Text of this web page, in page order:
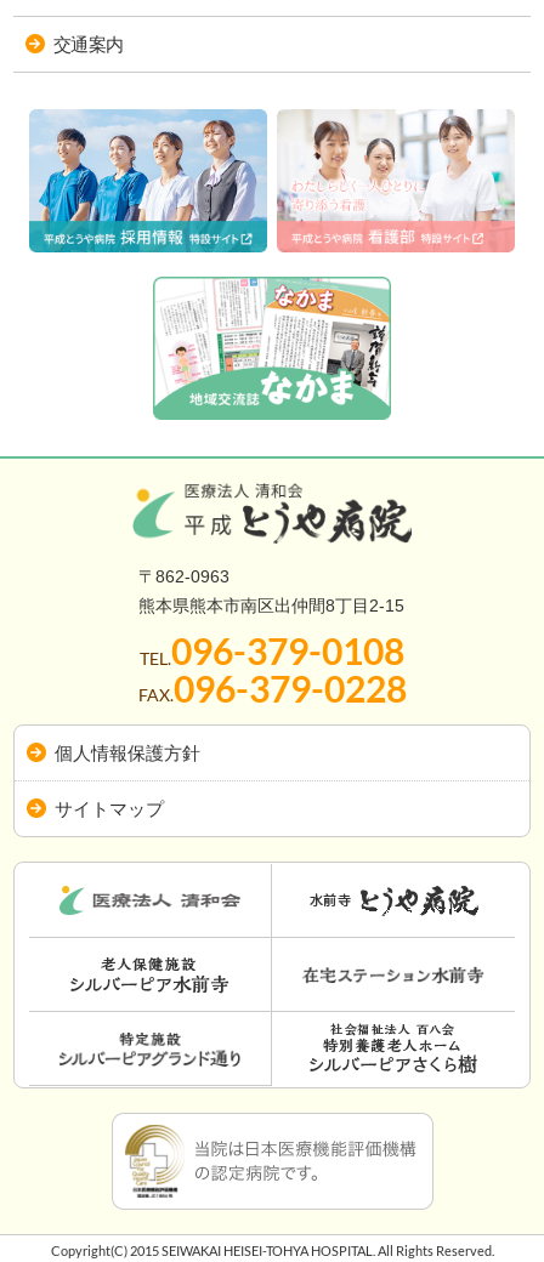
交通案内
〒862-0963
熊本県熊本市南区出仲間8丁目2-15
TEL.096-379-0108
FAX.096-379-0228
個人情報保護方針
サイトマップ
Copyright(C) 2015 SEIWAKAI HEISEI-TOHYA HOSPITAL. All Rights Reserved.